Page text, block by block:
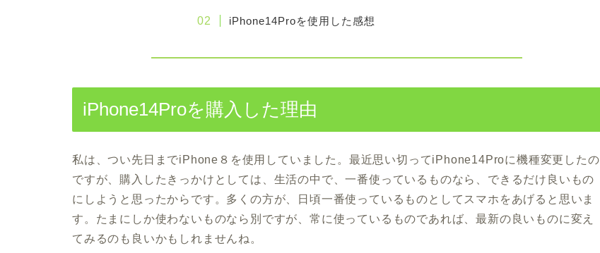
iPhone14Proを使用した感想
iPhone14Proを購入した理由
私は、つい先日までiPhone８を使用していました。最近思い切ってiPhone14Proに機種変更したの
ですが、購入したきっかけとしては、生活の中で、一番使っているものなら、できるだけ良いもの
にしようと思ったからです。多くの方が、日頃一番使っているものとしてスマホをあげると思いま
す。たまにしか使わないものなら別ですが、常に使っているものであれば、最新の良いものに変え
てみるのも良いかもしれませんね。